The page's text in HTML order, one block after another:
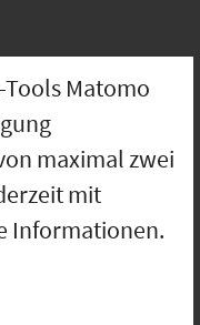
Matomo
maximal zwei
mit
Informationen.